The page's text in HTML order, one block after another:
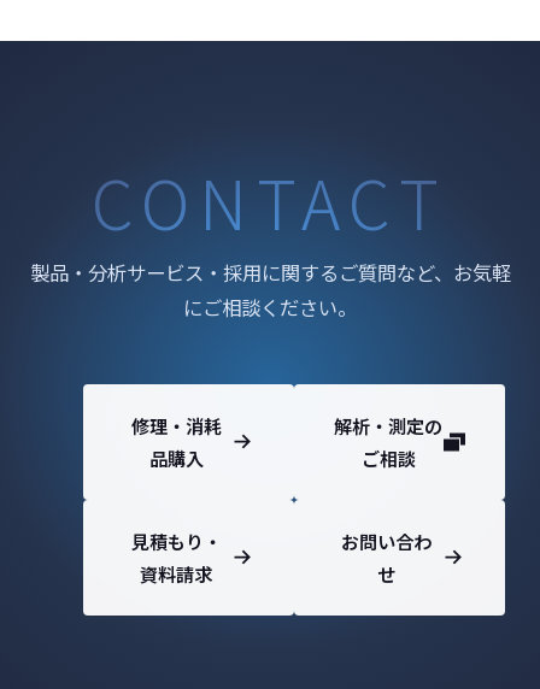
CONTACT
製品・分析サービス・採用に関するご質問など、お気軽
にご相談ください。
修理・消耗
品購入
解析・測定の
ご相談
見積もり・
資料請求
お問い合わ
せ